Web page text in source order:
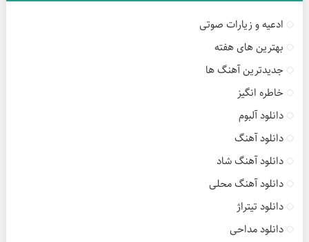
ادعیه و زیارات صوتی
بهترین های هفته
جدیدترین آهنگ ها
خاطره انگیز
دانلود آلبوم
دانلود آهنگ
دانلود آهنگ شاد
دانلود آهنگ محلی
دانلود تیتراژ
دانلود مداحی